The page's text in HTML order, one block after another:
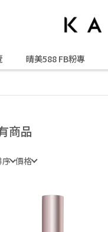
晴美588 FB粉專
商品
序 價格